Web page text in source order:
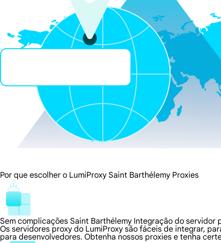
Por que escolher o LumiProxy Saint Barthélemy Proxies
Sem complicações Saint Barthélemy Integração do servidor
Os servidores proxy do LumiProxy são fáceis de integrar,
para desenvolvedores. Obtenha nossos proxies e tenha